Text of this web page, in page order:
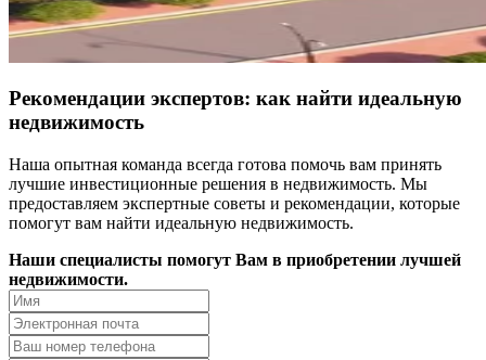
Рекомендации экспертов: как найти идеальную
недвижимость
Наша опытная команда всегда готова помочь вам принять
лучшие инвестиционные решения в недвижимость. Мы
предоставляем экспертные советы и рекомендации, которые
помогут вам найти идеальную недвижимость.
Наши специалисты помогут Вам в приобретении лучшей
недвижимости.